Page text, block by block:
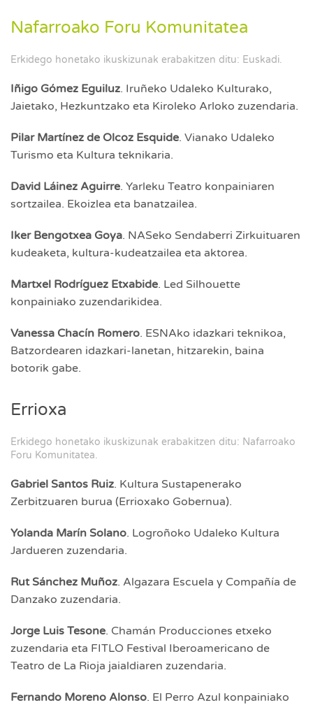
Nafarroako Foru Komunitatea
Erkidego honetako ikuskizunak erabakitzen ditu: Euskadi.
Iñigo Gómez Eguiluz. Iruñeko Udaleko Kulturako,
Jaietako, Hezkuntzako eta Kiroleko Arloko zuzendaria.
Pilar Martínez de Olcoz Esquide. Vianako Udaleko
Turismo eta Kultura teknikaria.
David Láinez Aguirre. Yarleku Teatro konpainiaren
sortzailea. Ekoizlea eta banatzailea.
Iker Bengotxea Goya. NASeko Sendaberri Zirkuituaren
kudeaketa, kultura-kudeatzailea eta aktorea.
Martxel Rodríguez Etxabide. Led Silhouette
konpainiako zuzendarikidea.
Vanessa Chacín Romero. ESNAko idazkari teknikoa,
Batzordearen idazkari-lanetan, hitzarekin, baina
botorik gabe.
Errioxa
Erkidego honetako ikuskizunak erabakitzen ditu: Nafarroako
Foru Komunitatea.
Gabriel Santos Ruiz. Kultura Sustapenerako
Zerbitzuaren burua (Errioxako Gobernua).
Yolanda Marín Solano. Logroñoko Udaleko Kultura
Jardueren zuzendaria.
Rut Sánchez Muñoz. Algazara Escuela y Compañía de
Danzako zuzendaria.
Jorge Luis Tesone. Chamán Producciones etxeko
zuzendaria eta FITLO Festival Iberoamericano de
Teatro de La Rioja jaialdiaren zuzendaria.
Fernando Moreno Alonso. El Perro Azul konpainiako